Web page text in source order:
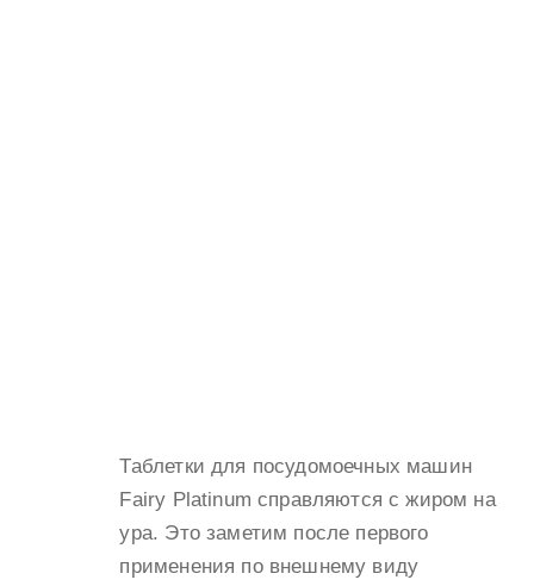
Таблетки для посудомоечных машин
Fairy Platinum справляются с жиром на
ура. Это заметим после первого
применения по внешнему виду